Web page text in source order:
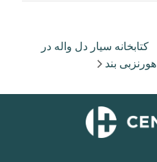
کتابخانه سیار دل واله در
هورنزبی بند